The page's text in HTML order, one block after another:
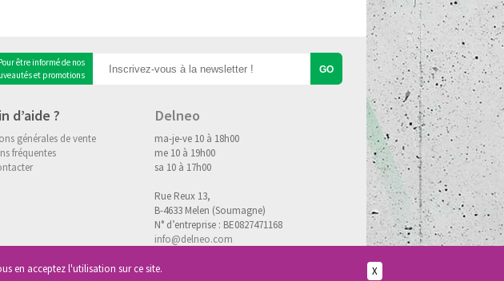
être informé de nos
et promotions
d’aide ?
générales de vente
fréquentes
Delneo
ma-je-ve 10 à 18h00
me 10 à 19h00
sa 10 à 17h00
Rue Reux 13,
B-4633 Melen (Soumagne)
N° d’entreprise : BE0827471168
info@delneo.com
en acceptez l'utilisation sur ce site. X